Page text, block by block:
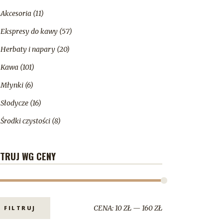
Akcesoria (11)
Ekspresy do kawy (57)
Herbaty i napary (20)
Kawa (101)
Młynki (6)
Słodycze (16)
Środki czystości (8)
WG CENY
FILTRUJ CENA:10 ZŁ— 160 ZŁ